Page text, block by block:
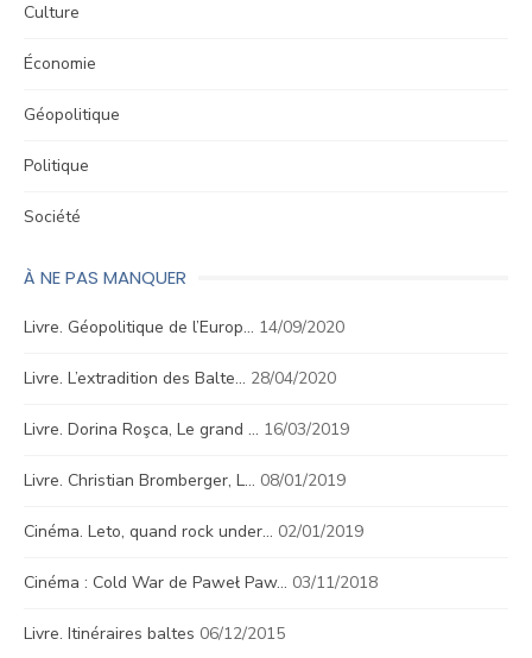
Culture
Économie
Géopolitique
Politique
Société
À NE PAS MANQUER
Livre. Géopolitique de l’Europ… 14/09/2020
Livre. L’extradition des Balte… 28/04/2020
Livre. Dorina Roşca, Le grand … 16/03/2019
Livre. Christian Bromberger, L… 08/01/2019
Cinéma. Leto, quand rock under… 02/01/2019
Cinéma : Cold War de Paweł Paw… 03/11/2018
Livre. Itinéraires baltes 06/12/2015